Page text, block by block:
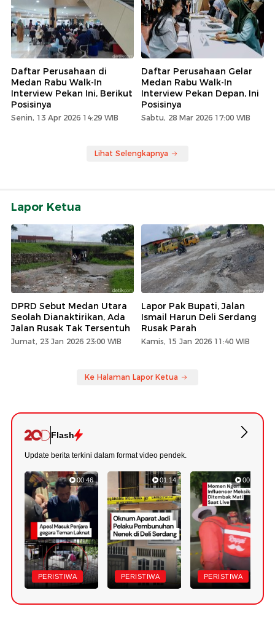
Daftar Perusahaan di
Medan Rabu Walk-In
Interview Pekan Ini, Berikut
Posisinya
Senin, 13 Apr 2026 14:29 WIB
Daftar Perusahaan Gelar
Medan Rabu Walk-In
Interview Pekan Depan, Ini
Posisinya
Sabtu, 28 Mar 2026 17:00 WIB
Lihat Selengkapnya
Lapor Ketua
DPRD Sebut Medan Utara
Seolah Dianaktirikan, Ada
Jalan Rusak Tak Tersentuh
Jumat, 23 Jan 2026 23:00 WIB
Lapor Pak Bupati, Jalan
Ismail Harun Deli Serdang
Rusak Parah
Kamis, 15 Jan 2026 11:40 WIB
Ke Halaman Lapor Ketua
Flash
Update berita terkini dalam format video pendek.
00:46
PERISTIWA
01:14
PERISTIWA
00:49
PERISTIWA